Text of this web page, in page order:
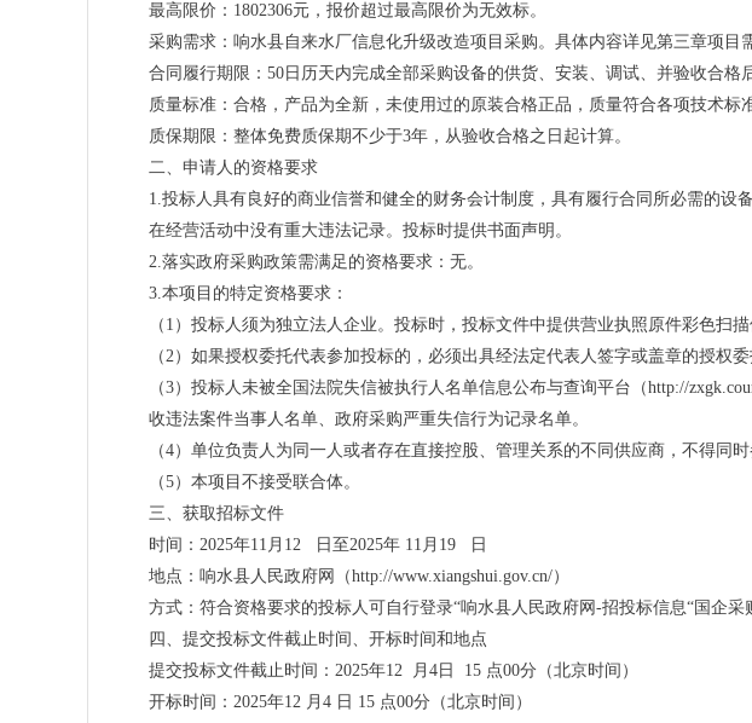
最高限价：1802306元，报价超过最高限价为无效标。
采购需求：响水县自来水厂信息化升级改造项目采购。具体内容详见第三章项目
合同履行期限：50日历天内完成全部采购设备的供货、安装、调试、并验收合格
质量标准：合格，产品为全新，未使用过的原装合格正品，质量符合各项技术标
质保期限：整体免费质保期不少于3年，从验收合格之日起计算。
二、申请人的资格要求
1.投标人具有良好的商业信誉和健全的财务会计制度，具有履行合同所必需的
在经营活动中没有重大违法记录。投标时提供书面声明。
2.落实政府采购政策需满足的资格要求：无。
3.本项目的特定资格要求：
（1）投标人须为独立法人企业。投标时，投标文件中提供营业执照原件彩色扫描
（2）如果授权委托代表参加投标的，必须出具经法定代表人签字或盖章的授权
（3）投标人未被全国法院失信被执行人名单信息公布与查询平台（http://
收违法案件当事人名单、政府采购严重失信行为记录名单。
（4）单位负责人为同一人或者存在直接控股、管理关系的不同供应商，不得同时
（5）本项目不接受联合体。
三、获取招标文件
时间：2025年11月12 日至2025年 11月19 日
地点：响水县人民政府网（http://www.xiangshui.gov.cn/）
方式：符合资格要求的投标人可自行登录“响水县人民政府网-招投标信息“国企采
四、提交投标文件截止时间、开标时间和地点
提交投标文件截止时间：2025年12 月4日 15 点00分（北京时间）
开标时间：2025年12 月4 日 15 点00分（北京时间）